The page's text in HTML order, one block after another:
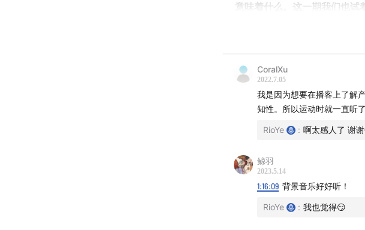
意味着什么。这一期我们也试
时间轴👇：
PART I ：打开世界的门
💡小红书上的记者朋友
💡岛上的首饰店老板Z
CoralXu
2022.7.05
我是因为想要在播客上了解
知性。所以运动时就一直听
RioYe : 啊太感人了 谢
鲸羽
2023.5.14
1:16:09 背景音乐好好听！
RioYe : 我也觉得😏